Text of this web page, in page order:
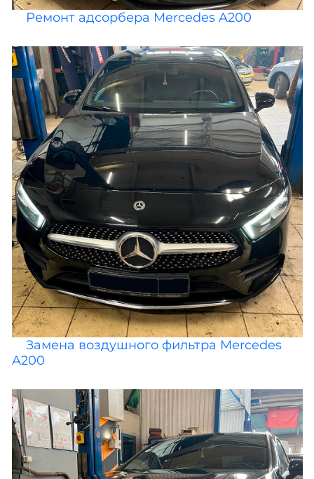
Ремонт адсорбера Mercedes A200
Замена воздушного фильтра Mercedes
A200